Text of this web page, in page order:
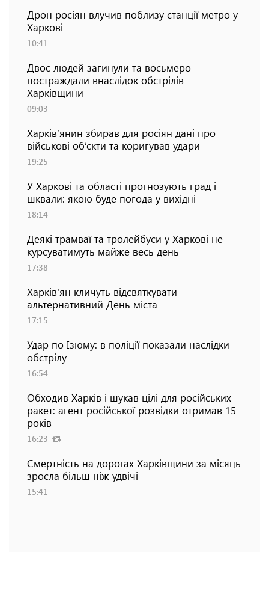
Дрон росіян влучив поблизу станції метро у
Харкові
10:41
Двоє людей загинули та восьмеро
постраждали внаслідок обстрілів
Харківщини
09:03
Харків’янин збирав для росіян дані про
військові об’єкти та коригував удари
19:25
У Харкові та області прогнозують град і
шквали: якою буде погода у вихідні
18:14
Деякі трамваї та тролейбуси у Харкові не
курсуватимуть майже весь день
17:38
Харків'ян кличуть відсвяткувати
альтернативний День міста
17:15
Удар по Ізюму: в поліції показали наслідки
обстрілу
16:54
Обходив Харків і шукав цілі для російських
ракет: агент російської розвідки отримав 15
років
16:23
Смертність на дорогах Харківщини за місяць
зросла більш ніж удвічі
15:41